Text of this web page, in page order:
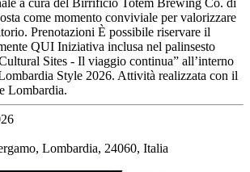
come momento conviviale per valorizzare
Prenotazioni È possibile riservare il
QUI Iniziativa inclusa nel palinsesto
Sites - Il viaggio continua” all’interno
Style 2026. Attività realizzata con il
Lombardia.
Lombardia, 24060, Italia